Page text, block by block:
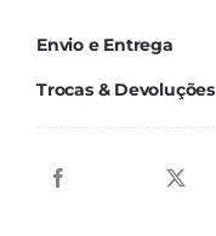
Envio e Entrega
Trocas & Devoluções